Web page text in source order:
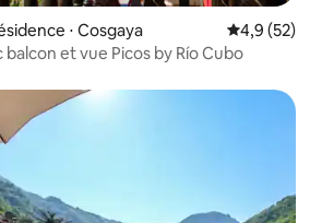
⋅ Cosgaya Évaluation
4,9 (52)
et vue Picos by Río Cubo